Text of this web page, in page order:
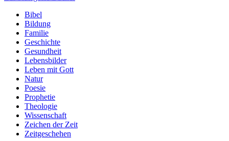
Bibel
Bildung
Familie
Geschichte
Gesundheit
Lebensbilder
Leben mit Gott
Natur
Poesie
Prophetie
Theologie
Wissenschaft
Zeichen der Zeit
Zeitgeschehen